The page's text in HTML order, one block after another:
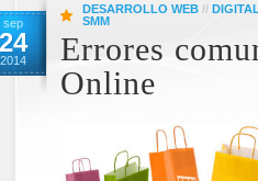
sep
24
2014
DESARROLLO WEB //
SMM
Errores
Online